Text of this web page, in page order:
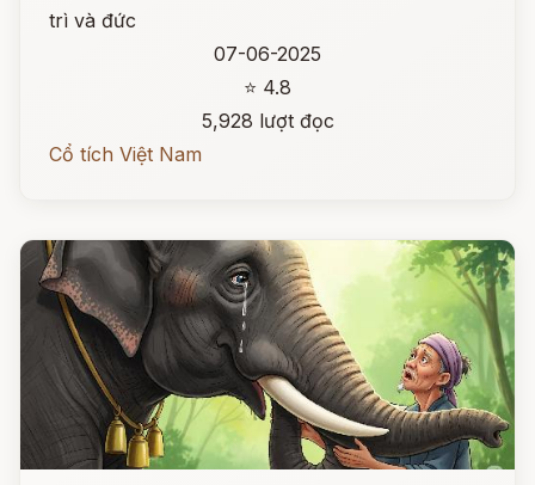
trì và đức
07-06-2025
⭐ 4.8
5,928 lượt đọc
Cổ tích Việt Nam